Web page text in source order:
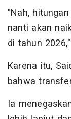
"Nah,
nanti akan
di tahun
Karena itu,
bahwa
Ia